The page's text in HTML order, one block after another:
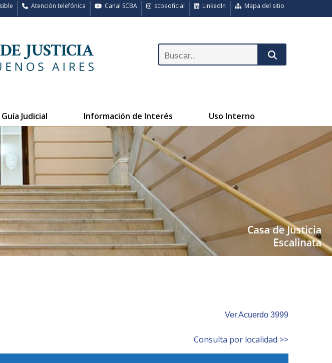
Mapa del sitio
LinkedIn
scbaoficial
Canal SCBA
Atención telefónica
Guía Judicial Información de Interés Uso Interno
Ver Acuerdo 3999
Consulta por localidad >>